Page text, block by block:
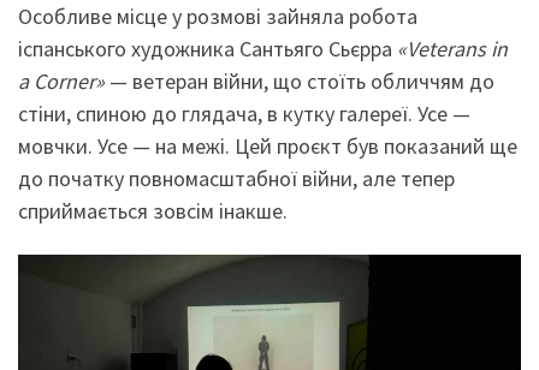
Особливе місце у розмові зайняла робота
іспанського художника Сантьяго Сьєрра «Veterans in
a Corner» — ветеран війни, що стоїть обличчям до
стіни, спиною до глядача, в кутку галереї. Усе —
мовчки. Усе — на межі. Цей проєкт був показаний ще
до початку повномасштабної війни, але тепер
сприймається зовсім інакше.